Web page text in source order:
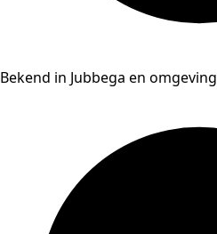
Bekend in Jubbega en omgeving